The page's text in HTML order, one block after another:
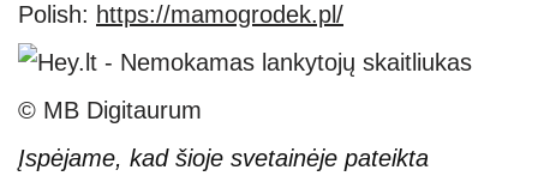
Polish: https://mamogrodek.pl/
© MB Digitaurum
Įspėjame, kad šioje svetainėje pateikta